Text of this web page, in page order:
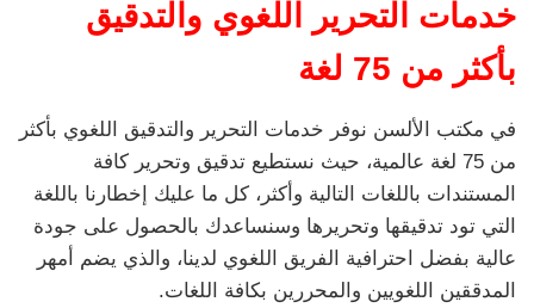
خدمات التحرير اللغوي والتدقيق
بأكثر من 75 لغة
في مكتب الألسن نوفر خدمات التحرير والتدقيق اللغوي بأكثر
من 75 لغة عالمية، حيث نستطيع تدقيق وتحرير كافة
المستندات باللغات التالية وأكثر، كل ما عليك إخطارنا باللغة
التي تود تدقيقها وتحريرها وسنساعدك بالحصول على جودة
عالية بفضل احترافية الفريق اللغوي لدينا، والذي يضم أمهر
المدققين اللغويين والمحررين بكافة اللغات.